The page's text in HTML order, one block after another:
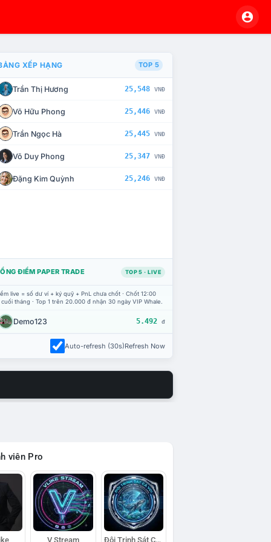
CHẾ TÀI XỬ LÝ VI PHẠM
XẾP HẠNG TOP 5
Trần Thị Hương 25,548 VNĐ
Võ Hữu Phong 25,446 VNĐ
Trần Ngọc Hà 25,445 VNĐ
Võ Duy Phong 25,347 VNĐ
Đặng Kim Quỳnh 25,246 VNĐ
ĐIỂM PAPER TRADE TOP 5 · LIVE
live = số dư ví + ký quỹ + PnL chưa chốt · Chốt 12:00
tháng · Top 1 trên 20.000 đ nhận 30 ngày VIP Whale.
Demo123 5.492 đ
Auto-refresh (30s)Refresh Now
viên Pro
V Stream Đội Trinh Sát Cá Voi